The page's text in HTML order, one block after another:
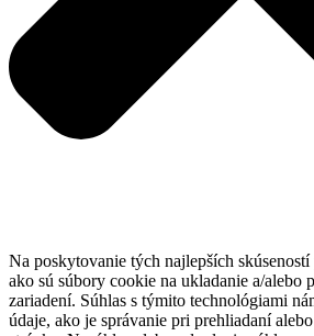
Na poskytovanie tých najlepších
ako sú súbory cookie na ukladanie a/alebo
zariadení. Súhlas s týmito technológiami
údaje, ako je správanie pri prehliadaní